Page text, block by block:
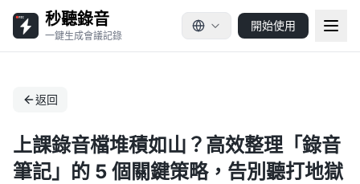
秒聽錄音
一鍵生成會議記錄
開始使用
返回
上課錄音檔堆積如山？高效整理「錄音
筆記」的 5 個關鍵策略，告別聽打地獄